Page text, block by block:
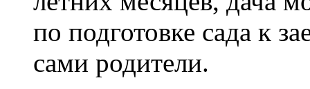
по подготовке сада к
сами родители.